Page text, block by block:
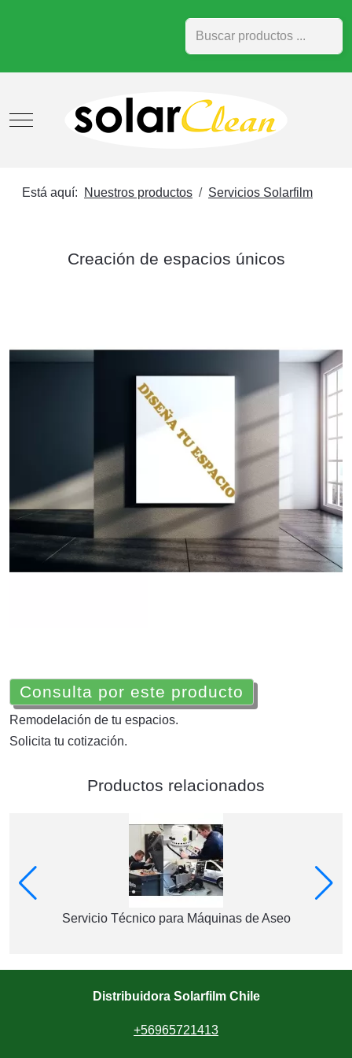
Buscar
Mobile Menu Toggle
Está aquí: Nuestros productos Servicios Solarfilm
Creación de espacios únicos
Consulta por este producto
Remodelación de tu espacios.
Solicita tu cotización.
Productos relacionados
Servicio Técnico para Máquinas de Aseo
Distribuidora Solarfilm Chile
+56965721413